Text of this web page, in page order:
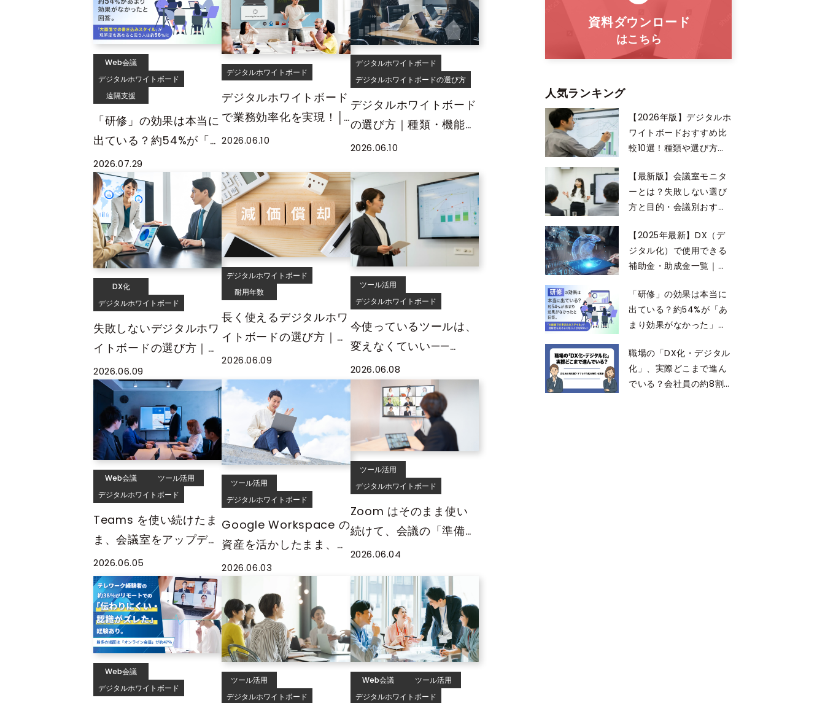
Web会議
デジタルホワイトボード
遠隔支援
「研修」の効果は本当に
出ている？約54%が「あ
まり効果がなかった」と
回答。「大画面での書き
込みスタイル」が理解度
を高めると思う人は約
56%に
2026.07.29
デジタルホワイトボード
デジタルホワイトボード
で業務効率化を実現！│
会議・議事録・ペーパー
を解説
2026.06.10
デジタルホワイトボード
デジタルホワイトボードの選び方
デジタルホワイトボード
の選び方｜種類・機能・
サイズで自社にぴったり
2026.06.10
DX化
デジタルホワイトボード
失敗しないデジタルホワ
イトボードの選び方｜会
議DXを実現する判断基
準と進め方
2026.06.09
デジタルホワイトボード
耐用年数
長く使えるデジタルホワ
イトボードの選び方｜耐
用年数と減価償却から考
える
2026.06.09
ツール活用
デジタルホワイトボード
今使っているツールは、
変えなくていい——
MIRAI TOUCH Biz が既
存の業務環境にそのまま
馴染む理由
2026.06.08
Web会議
ツール活用
デジタルホワイトボード
Teams を使い続けたま
ま、会議室をアップデー
トする方法——MIRAI
TOUCH Biz ×
Microsoft Teams 連携
活用ガイド
2026.06.05
ツール活用
デジタルホワイトボード
Google Workspace の
資産を活かしたまま、会
議室をアップデートする
方法——MIRAI TOUCH
Biz × Google
Workspace 連携活用ガ
イド
2026.06.03
ツール活用
デジタルホワイトボード
Zoom はそのまま使い
続けて、会議の「準備」
と「共有」をなくす方法
Zoom 連携活用ガイド
2026.06.04
Web会議
デジタルホワイトボード
ツール活用
デジタルホワイトボード
Web会議
ツール活用
デジタルホワイトボード
人気ランキング
【2026年版】デジタルホ
ワイトボードおすすめ比
較10選！種類や選び方も
【最新版】会議室モニタ
ーとは？失敗しない選び
方と目的・会議別おすす
【2025年最新】DX（デ
ジタル化）で使用できる
補助金・助成金一覧｜
るメリット・注意点とは
「研修」の効果は本当に
出ている？約54%が「あ
まり効果がなかった」と
込みスタイル」が理解度
を高めると思う人は約
56%に
職場の「DX化・デジタル
化」、実際どこまで進ん
でいる？会社員の約8割